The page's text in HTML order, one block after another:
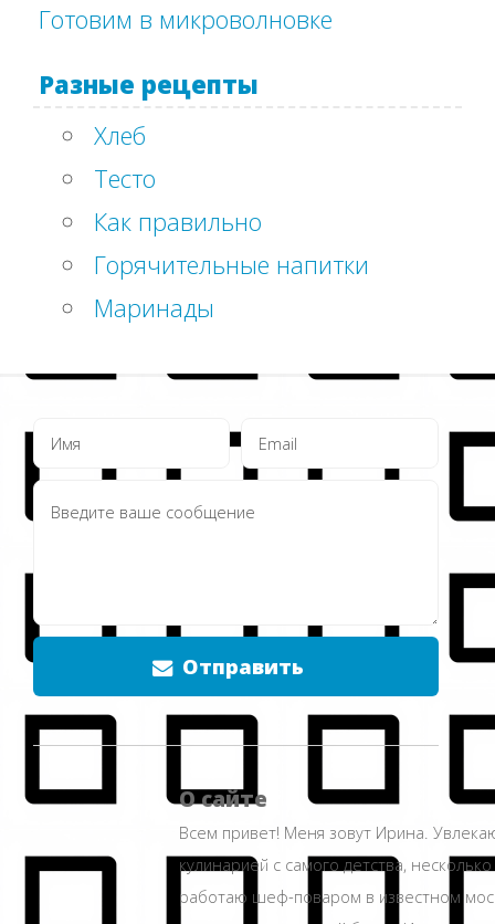
Готовим в микроволновке
Разные рецепты
Хлеб
Тесто
Как правильно
Горячительные напитки
Маринады
Отправить
О сайте
Всем привет! Меня зовут Ирина.
кулинарией с самого детства,
работаю шеф-поваром в известном